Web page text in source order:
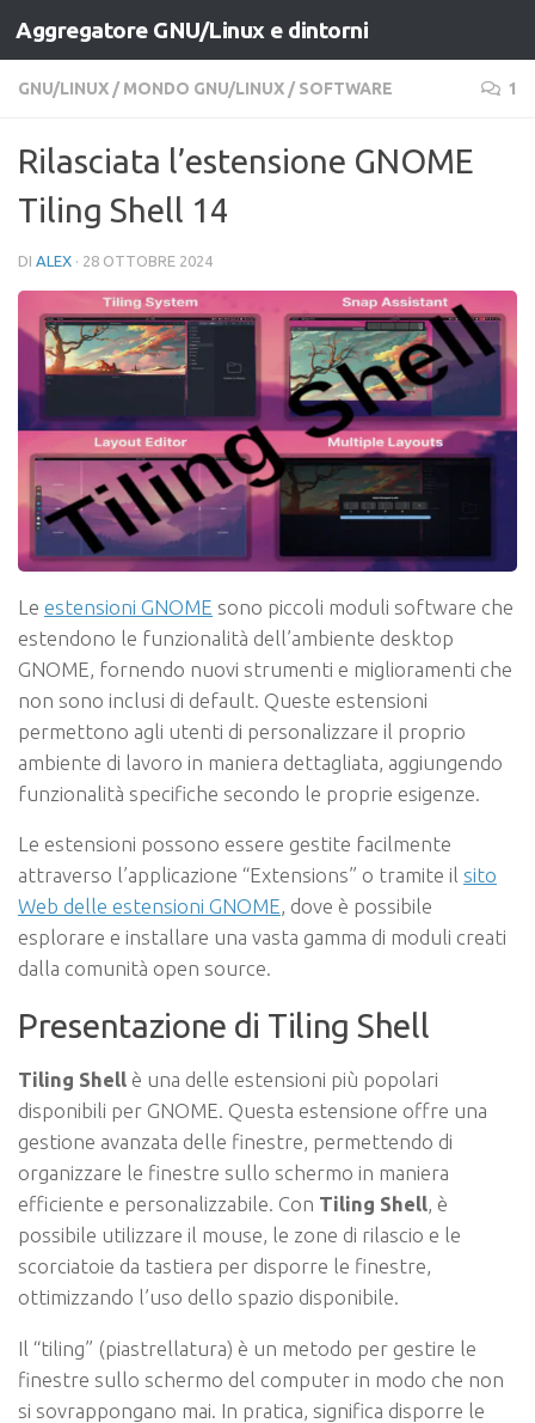
Salta al contenuto
Aggregatore GNU/Linux e dintorni
GNU/LINUX / MONDO GNU/LINUX / SOFTWARE 1
Rilasciata l’estensione GNOME
Tiling Shell 14
DI ALEX · 28 OTTOBRE 2024
Le estensioni GNOME sono piccoli moduli software che
estendono le funzionalità dell’ambiente desktop
GNOME, fornendo nuovi strumenti e miglioramenti che
non sono inclusi di default. Queste estensioni
permettono agli utenti di personalizzare il proprio
ambiente di lavoro in maniera dettagliata, aggiungendo
funzionalità specifiche secondo le proprie esigenze.
Le estensioni possono essere gestite facilmente
attraverso l’applicazione “Extensions” o tramite il sito
Web delle estensioni GNOME, dove è possibile
esplorare e installare una vasta gamma di moduli creati
dalla comunità open source.
Presentazione di Tiling Shell
Tiling Shell è una delle estensioni più popolari
disponibili per GNOME. Questa estensione offre una
gestione avanzata delle finestre, permettendo di
organizzare le finestre sullo schermo in maniera
efficiente e personalizzabile. Con Tiling Shell, è
possibile utilizzare il mouse, le zone di rilascio e le
scorciatoie da tastiera per disporre le finestre,
ottimizzando l’uso dello spazio disponibile.
Il “tiling” (piastrellatura) è un metodo per gestire le
finestre sullo schermo del computer in modo che non
si sovrappongano mai. In pratica, significa disporre le